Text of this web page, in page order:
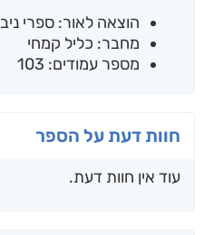
הוצאה לאור: ספרי ניב
מחבר: כליל קמחי
מספר עמודים: 103
חוות דעת על הספר
עוד אין חוות דעת.